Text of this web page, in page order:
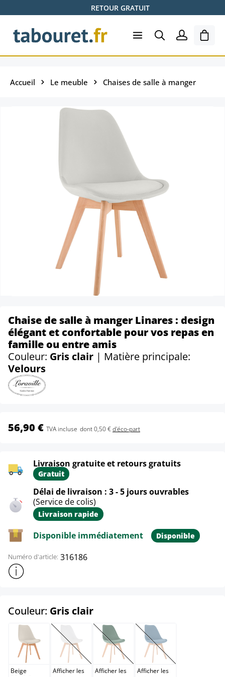
Passer au contenu principalRETOUR GRATUIT
Le
Accueil Le meuble Chaises de salle à manger
Chaise de salle à manger Linares : design
élégant et confortable pour vos repas en
famille ou entre amis
Couleur: Gris clair | Matière principale:
Velours
56,90 € TVA incluse dont 0,50 €d'éco-part
Livraison gratuite et retours gratuits
Gratuit
Délai de livraison : 3 - 5 jours ouvrables
(Service de colis)
Livraison rapide
Disponible immédiatement Disponible
Numéro d'article: 316186
Afficher plus d'informations sur le produit
Couleur: Gris clairselect
Beige
Beige
Blanc
(Cette option n'est pas disponible pour le moment.)
Afficher les
Blanc / Blanc
(Cette option n'est pas disponible
Afficher les
Bleu
(Cette option n'est
Afficher les